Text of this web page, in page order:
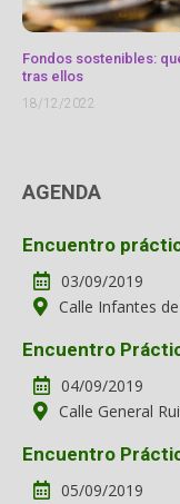
Fondos sostenibles:
tras ellos
18/12/2022
AGENDA
Encuentro
03/09/2019
Calle Infantes
Encuentro
04/09/2019
Calle General
Encuentro
05/09/2019